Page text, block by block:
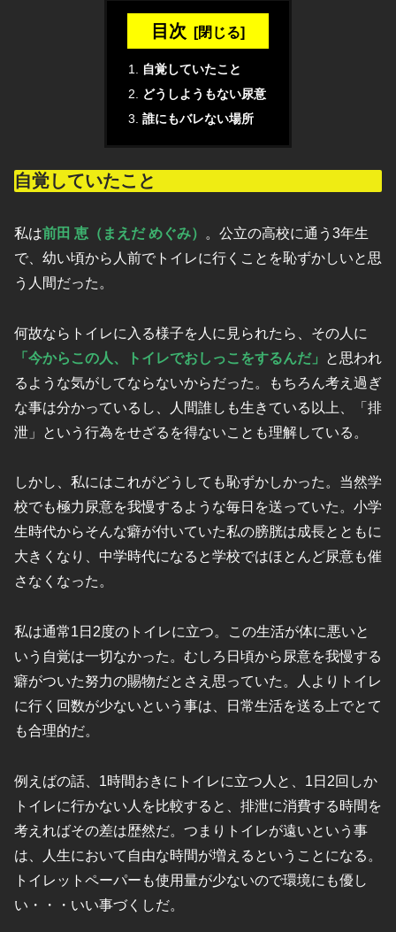
目次
自覚していたこと
どうしようもない尿意
誰にもバレない場所
自覚していたこと
私は前田 恵（まえだ めぐみ）
。公立の高校に通う3年生
で、幼い頃から人前でトイレに行くことを恥ずかしいと思
う人間だった。
何故ならトイレに入る様子を人に見られたら、その人に
「今からこの人、トイレでおしっこをするんだ」
と思われ
るような気がしてならないからだった。もちろん考え過ぎ
な事は分かっているし、人間誰しも生きている以上、「排
泄」という行為をせざるを得ないことも理解している。
しかし、私にはこれがどうしても恥ずかしかった。当然学
校でも極力尿意を我慢するような毎日を送っていた。小学
生時代からそんな癖が付いていた私の膀胱は成長とともに
大きくなり、中学時代になると学校ではほとんど尿意も催
さなくなった。
私は通常1日2度のトイレに立つ。この生活が体に悪いと
いう自覚は一切なかった。むしろ日頃から尿意を我慢する
癖がついた努力の賜物だとさえ思っていた。人よりトイレ
に行く回数が少ないという事は、日常生活を送る上でとて
も合理的だ。
例えばの話、1時間おきにトイレに立つ人と、1日2回しか
トイレに行かない人を比較すると、排泄に消費する時間を
考えればその差は歴然だ。つまりトイレが遠いという事
は、人生において自由な時間が増えるということになる。
トイレットペーパーも使用量が少ないので環境にも優し
い・・・いい事づくしだ。